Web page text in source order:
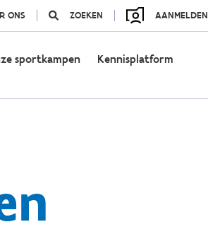
ONS ZOEKEN AANMELDEN
sportkampen Kennisplatform